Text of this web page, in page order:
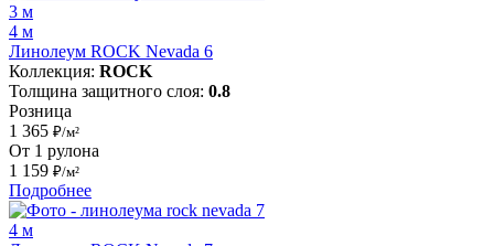
3 м
4 м
Линолеум ROCK Nevada 6
Коллекция: ROCK
Толщина защитного слоя: 0.8
Розница
1 365 ₽/м²
От 1 рулона
1 159 ₽/м²
Подробнее
4 м